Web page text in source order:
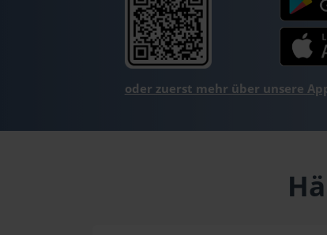
oder zuerst mehr über unsere